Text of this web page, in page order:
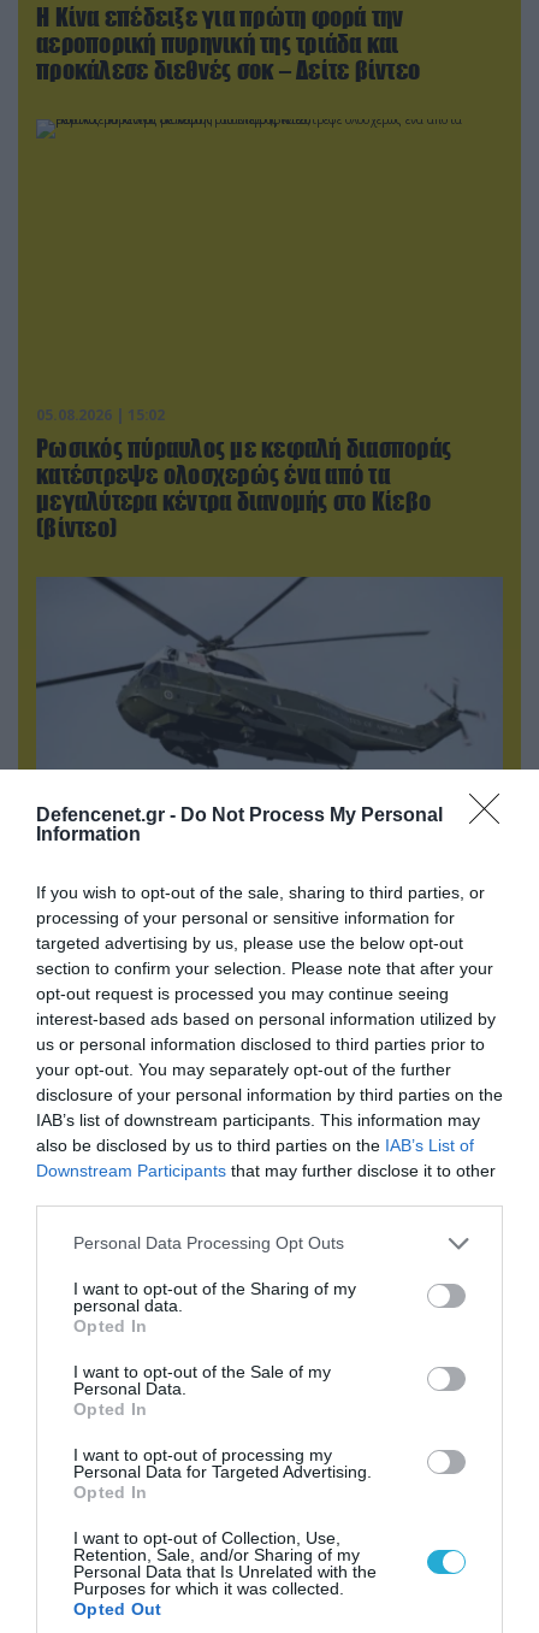
Defencenet.gr - Do Not Process My Personal
Information
If you wish to opt-out of the sale, sharing to third parties, or
processing of your personal or sensitive information for
targeted advertising by us, please use the below opt-out
section to confirm your selection. Please note that after your
opt-out request is processed you may continue seeing
interest-based ads based on personal information utilized by
us or personal information disclosed to third parties prior to
your opt-out. You may separately opt-out of the further
disclosure of your personal information by third parties on the
IAB’s list of downstream participants. This information may
also be disclosed by us to third parties on the IAB’s List of
Downstream Participants that may further disclose it to other
Please note that this website/app uses one or more Google
not limited to your visit or usage behaviour. You may click to
grant or deny consent to Google and its third-party tags to
use your data for below specified purposes in below Google
consent section.
Personal Data Processing Opt Outs
I want to opt-out of the Sharing of my
personal data.
Opted In
I want to opt-out of the Sale of my
Personal Data.
Opted In
I want to opt-out of processing my
Personal Data for Targeted Advertising.
Opted In
I want to opt-out of Collection, Use,
Retention, Sale, and/or Sharing of my
Personal Data that Is Unrelated with the
Purposes for which it was collected.
Opted Out
Η Κίνα επέδειξε για πρώτη φορά την
αεροπορική πυρηνική της τριάδα και
προκάλεσε διεθνές σοκ – Δείτε βίντεο
05.08.2026 | 15:02
Ρωσικός πύραυλος με κεφαλή διασποράς
κατέστρεψε ολοσχερώς ένα από τα
μεγαλύτερα κέντρα διανομής στο Κίεβο
(βίντεο)
ΗΠΑ: Σε εξέλιξη έρευνα της FAA για
περιστατικό με το προεδρικό ελικόπτερο
Marine One που μετέφερε τον Ν.Τραμπ
05.08.2026 | 22:02
Αδειάζουν το Κραματόρσκ οι Ουκρανοί:
Έκτακτη εκκένωση στην πόλη μετά την
αιφνιδιαστική προώθηση των Ρώσων (βίντεο)
ΠΟΛΙΤΙΚΗ